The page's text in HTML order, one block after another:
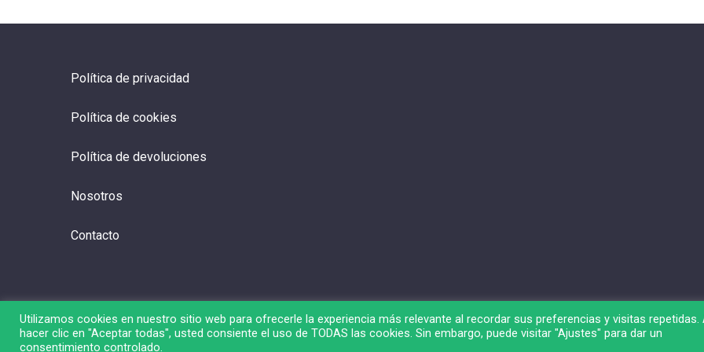
Política de privacidad
Política de cookies
Política de devoluciones
Nosotros
Contacto
© 2026 Liga de Bolsa.
Utilizamos cookies en nuestro sitio web para ofrecerle la experiencia más relevante al recordar sus preferencias y visitas repetidas.
hacer clic en "Aceptar todas", usted consiente el uso de TODAS las cookies. Sin embargo, puede visitar "Ajustes" para dar un
consentimiento controlado.